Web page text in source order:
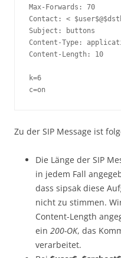
Max-Forwards: 70
Contact: <
Subject: buttons
Content-Type:
Content-Length: 10
k=6
c=on
Zu der SIP Message ist
Die Länge der SIP
in jedem Fall
dass sipsak diese
nicht zu stimmen.
Content-Length
ein 200-OK, das
verarbeitet.